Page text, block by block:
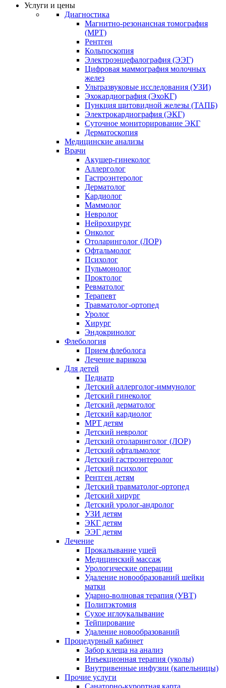
Услуги и цены
Диагностика
Магнитно-резонансная томография
(МРТ)
Рентген
Кольпоскопия
Электроэнцефалография (ЭЭГ)
Цифровая маммография молочных
желез
Ультразвуковые исследования (УЗИ)
Эхокардиография (ЭхоКГ)
Пункция щитовидной железы (ТАПБ)
Электрокардиография (ЭКГ)
Суточное мониторирование ЭКГ
Дерматоскопия
Медицинские анализы
Врачи
Акушер-гинеколог
Аллерголог
Гастроэнтеролог
Дерматолог
Кардиолог
Маммолог
Невролог
Нейрохирург
Онколог
Отоларинголог (ЛОР)
Офтальмолог
Психолог
Пульмонолог
Проктолог
Ревматолог
Терапевт
Травматолог-ортопед
Уролог
Хирург
Эндокринолог
Флебология
Прием флеболога
Лечение варикоза
Для детей
Педиатр
Детский аллерголог-иммунолог
Детский гинеколог
Детский дерматолог
Детский кардиолог
МРТ детям
Детский невролог
Детский отоларинголог (ЛОР)
Детский офтальмолог
Детский гастроэнтеролог
Детский психолог
Рентген детям
Детский травматолог-ортопед
Детский хирург
Детский уролог-андролог
УЗИ детям
ЭКГ детям
ЭЭГ детям
Лечение
Прокалывание ушей
Медицинский массаж
Урологические операции
Удаление новообразований шейки
матки
Ударно-волновая терапия (УВТ)
Полипэктомия
Сухое иглоукалывание
Тейпирование
Удаление новообразований
Процедурный кабинет
Забор клеща на анализ
Инъекционная терапия (уколы)
Внутривенные инфузии (капельницы)
Прочие услуги
Санаторно-курортная карта